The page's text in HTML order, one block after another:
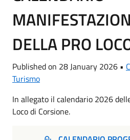
DELLA PRO
Published on 28 January 2026 •
Turismo
In allegato il calendario 2026
Loco di Corsione.